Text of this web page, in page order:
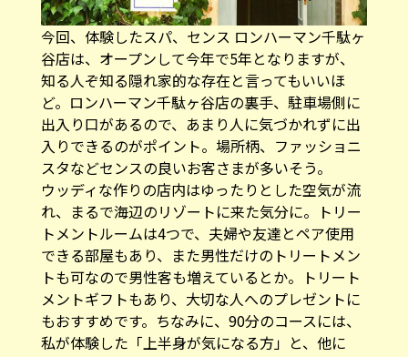
今回、体験したスパ、センス ロンハーマン千駄ヶ
谷店は、オープンして今年で5年となりますが、
知る人ぞ知る隠れ家的な存在と言ってもいいほ
ど。ロンハーマン千駄ヶ谷店の裏手、駐車場側に
出入り口があるので、あまり人に気づかれずに出
入りできるのがポイント。場所柄、ファッショニ
スタなどセンスの良いお客さまが多いそう。
ウッディな作りの店内はゆったりとした空気が流
れ、まるで海辺のリゾートに来た気分に。トリー
トメントルームは4つで、夫婦や友達とペア使用
できる部屋もあり、また男性だけのトリートメン
トも可なので男性客も増えているとか。トリート
メントギフトもあり、大切な人へのプレゼントに
もおすすめです。ちなみに、90分のコースには、
私が体験した「上半身が気になる方」と、他に